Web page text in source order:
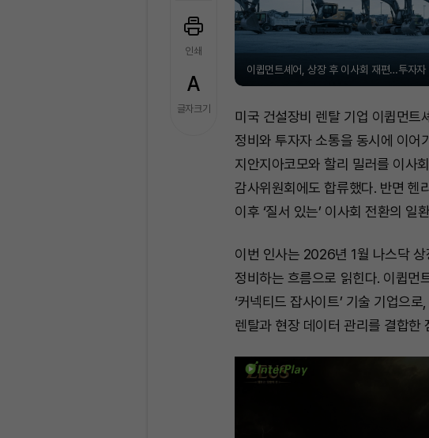
인쇄
글자크기
이큅먼트셰어, 상장 후 이사회 재편…투자
미국 건설장비 렌탈 기업 이큅먼트
정비와 투자자 소통을 동시에 이
지안지아코모와 할리 밀러를 이사
감사위원회에도 합류했다. 반면 헨
이후 ‘질서 있는’ 이사회 전환의 일
이번 인사는 2026년 1월 나스닥
정비하는 흐름으로 읽힌다. 이큅먼
‘커넥티드 잡사이트’ 기술 기업으
렌탈과 현장 데이터 관리를 결합한